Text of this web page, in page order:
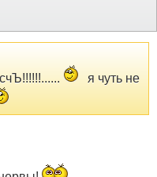
я чуть не